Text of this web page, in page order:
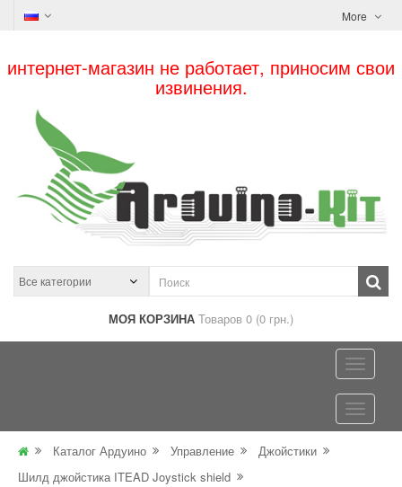
More
интернет-магазин не работает, приносим свои
извинения.
МОЯ КОРЗИНА Товаров 0 (0 грн.)
Каталог Ардуино Управление
Джойстики
Шилд джойстика ITEAD Joystick shield